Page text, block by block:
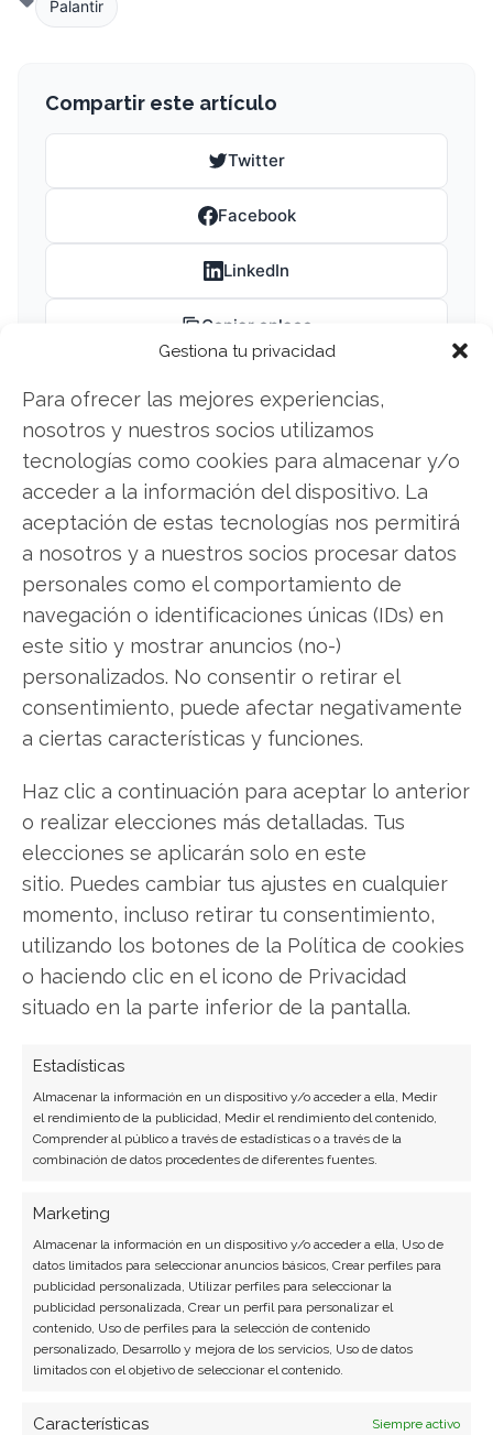
Gestiona tu privacidad
Para ofrecer las mejores experiencias,
nosotros y nuestros socios utilizamos
tecnologías como cookies para almacenar y/o
acceder a la información del dispositivo. La
aceptación de estas tecnologías nos permitirá
a nosotros y a nuestros socios procesar datos
personales como el comportamiento de
navegación o identificaciones únicas (IDs) en
este sitio y mostrar anuncios (no-)
personalizados. No consentir o retirar el
consentimiento, puede afectar negativamente
a ciertas características y funciones.
Haz clic a continuación para aceptar lo anterior
o realizar elecciones más detalladas. Tus
elecciones se aplicarán solo en este
sitio. Puedes cambiar tus ajustes en cualquier
momento, incluso retirar tu consentimiento,
utilizando los botones de la Política de cookies
o haciendo clic en el icono de Privacidad
situado en la parte inferior de la pantalla.
Estadísticas
Almacenar la información en un dispositivo y/o acceder a ella, Medir
el rendimiento de la publicidad, Medir el rendimiento del contenido,
Comprender al público a través de estadísticas o a través de la
combinación de datos procedentes de diferentes fuentes.
Marketing
Almacenar la información en un dispositivo y/o acceder a ella, Uso de
datos limitados para seleccionar anuncios básicos, Crear perfiles para
publicidad personalizada, Utilizar perfiles para seleccionar la
publicidad personalizada, Crear un perfil para personalizar el
contenido, Uso de perfiles para la selección de contenido
personalizado, Desarrollo y mejora de los servicios, Uso de datos
limitados con el objetivo de seleccionar el contenido.
Características
Siempre activo
Palantir
Compartir este artículo
Twitter
Facebook
LinkedIn
Copiar enlace
SOBRE EL AUTOR
Javier Martínez González
Ingeniero de software convertido en escritor
tecnológico. Analiza las últimas tendencias en
hardware, software empresarial y computación en
la nube.
Ver todos los artículos →